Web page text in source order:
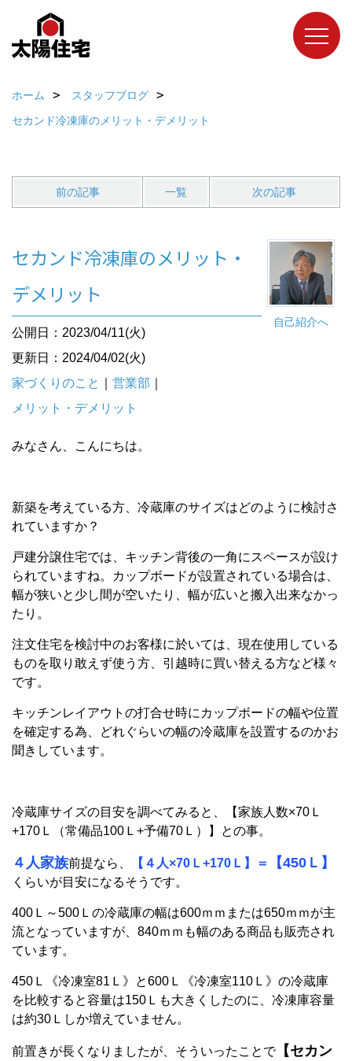
ホーム
スタッフブログ
セカンド冷凍庫のメリット・デメリット
前の記事 一覧 次の記事
自己紹介へ
セカンド冷凍庫のメリット・
デメリット
公開日：2023/04/11(火)
更新日：2024/04/02(火)
家づくりのこと
営業部
メリット・デメリット
みなさん、こんにちは。
新築を考えている方、冷蔵庫のサイズはどのように検討さ
れていますか？
戸建分譲住宅では、キッチン背後の一角にスペースが設け
られていますね。カップボードが設置されている場合は、
幅が狭いと少し間が空いたり、幅が広いと搬入出来なかっ
たり。
注文住宅を検討中のお客様に於いては、現在使用している
ものを取り敢えず使う方、引越時に買い替える方など様々
です。
キッチンレイアウトの打合せ時にカップボードの幅や位置
を確定する為、どれぐらいの幅の冷蔵庫を設置するのかお
聞きしています。
冷蔵庫サイズの目安を調べてみると、【家族人数×70Ｌ
+170Ｌ（常備品100Ｌ+予備70Ｌ）】との事。
４人家族前提なら、 【４人×70Ｌ+170Ｌ】＝ 【450Ｌ】
くらいが目安になるそうです。
400Ｌ～500Ｌの冷蔵庫の幅は600ｍｍまたは650ｍｍが主
流となっていますが、840ｍｍも幅のある商品も販売され
ています。
450Ｌ《冷凍室81Ｌ》と600Ｌ《冷凍室110Ｌ》の冷蔵庫
を比較すると容量は150Ｌも大きくしたのに、冷凍庫容量
は約30Ｌしか増えていません。
前置きが長くなりましたが、そういったことで【セカン